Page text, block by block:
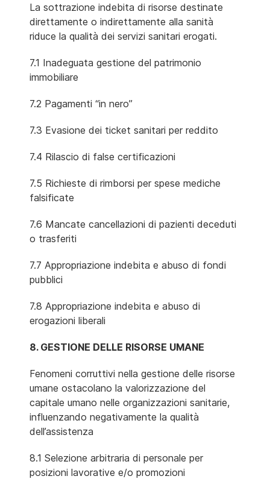
La sottrazione indebita di risorse destinate
direttamente o indirettamente alla sanità
riduce la qualità dei servizi sanitari erogati.
7.1 Inadeguata gestione del patrimonio
immobiliare
7.2 Pagamenti “in nero”
7.3 Evasione dei ticket sanitari per reddito
7.4 Rilascio di false certificazioni
7.5 Richieste di rimborsi per spese mediche
falsificate
7.6 Mancate cancellazioni di pazienti deceduti
o trasferiti
7.7 Appropriazione indebita e abuso di fondi
pubblici
7.8 Appropriazione indebita e abuso di
erogazioni liberali
8. GESTIONE DELLE RISORSE UMANE
Fenomeni corruttivi nella gestione delle risorse
umane ostacolano la valorizzazione del
capitale umano nelle organizzazioni sanitarie,
influenzando negativamente la qualità
dell’assistenza
8.1 Selezione arbitraria di personale per
posizioni lavorative e/o promozioni